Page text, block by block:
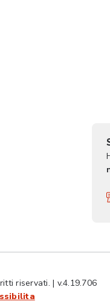
riservati. | v.4.19.706